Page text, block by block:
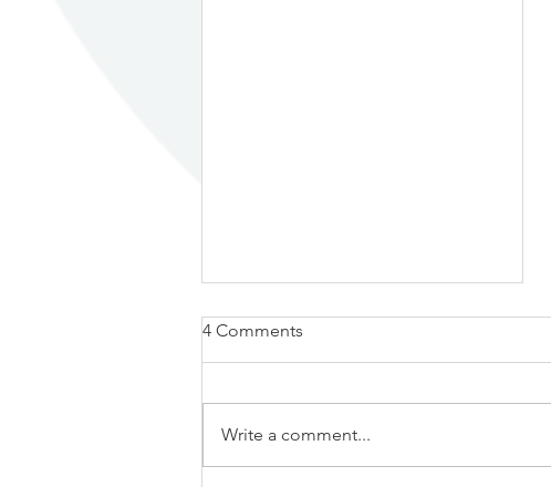
4 Comments
Write a comment...